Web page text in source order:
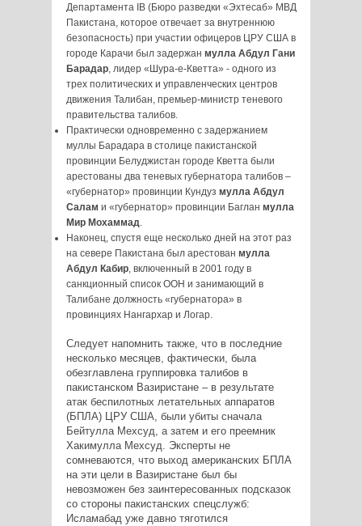
Департамента IB (Бюро разведки «Эхтесаб» МВД
Пакистана, которое отвечает за внутреннюю
безопасность) при участии офицеров ЦРУ США в
городе Карачи был задержан мулла Абдул Гани
Барадар, лидер «Шура-е-Кветта» - одного из
трех политических и управленческих центров
движения Талибан, премьер-министр теневого
правительства талибов.
Практически одновременно с задержанием
муллы Барадара в столице пакистанской
провинции Белуджистан городе Кветта были
арестованы два теневых губернатора талибов –
«губернатор» провинции Кундуз мулла Абдул
Салам и «губернатор» провинции Баглан мулла
Мир Мохаммад.
Наконец, спустя еще несколько дней на этот раз
на севере Пакистана был арестован мулла
Абдул Кабир, включенный в 2001 году в
санкционный список ООН и занимающий в
Талибане должность «губернатора» в
провинциях Нангархар и Логар.
Следует напомнить также, что в последние
несколько месяцев, фактически, была
обезглавлена группировка талибов в
пакистанском Вазиристане – в результате
атак беспилотных летательных аппаратов
(БПЛА) ЦРУ США, были убиты сначала
Бейтулла Мехсуд, а затем и его преемник
Хакимулла Мехсуд. Эксперты не
сомневаются, что выход американских БПЛА
на эти цели в Вазиристане был бы
невозможен без заинтересованных подсказок
со стороны пакистанских спецслужб:
Исламабад уже давно тяготился